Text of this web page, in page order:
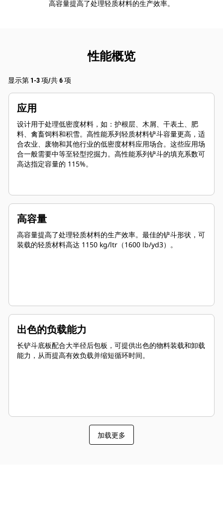
高容量提高了处理轻质材料的生产效率。
性能概览
显示第 1-3 项/共 6 项
应用
设计用于处理低密度材料，如：护根层、木屑、干表土、肥
料、禽畜饲料和积雪。高性能系列轻质材料铲斗容量更高，适
合农业、废物和其他行业的低密度材料应用场合。这些应用场
合一般需要中等至轻型挖掘力。高性能系列铲斗的填充系数可
高达指定容量的 115%。
高容量
高容量提高了处理轻质材料的生产效率。最佳的铲斗形状，可
装载的轻质材料高达 1150 kg/ltr（1600 lb/yd3）。
出色的负载能力
长铲斗底板配合大半径后包板，可提供出色的物料装载和卸载
能力，从而提高有效负载并缩短循环时间。
加载更多